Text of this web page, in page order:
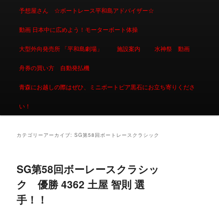
予想屋さん ☆ボートレース平和島アドバイザー☆
動画 日本中に広めよう！モーターボート体操
大型外向発売所 「平和島劇場」 施設案内 水神祭 動画
舟券の買い方 自動発払機
青森にお越しの際はぜひ、ミニボートピア黒石にお立ち寄りくださ
い！
カテゴリーアーカイブ:SG第58回ボートレースクラシック
SG第58回ボーレースクラシッ
ク 優勝 4362 土屋 智則 選
手！！